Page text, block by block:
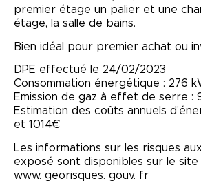
premier étage un palier et une
étage, la salle de bains.
Bien idéal pour premier achat ou
DPE effectué le 24/02/2023
Consommation énergétique : 276
Emission de gaz à effet de serre :
Estimation des coûts annuels
et 1014€
Les informations sur les risques
exposé sont disponibles sur le site
www. georisques. gouv. fr